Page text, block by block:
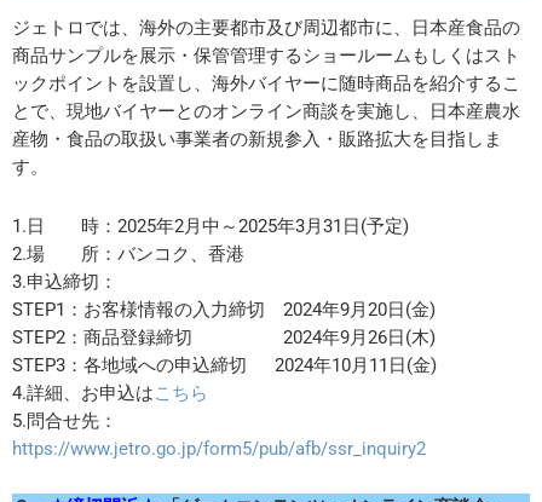
ジェトロでは、海外の主要都市及び周辺都市に、日本産食品の
商品サンプルを展示・保管管理するショールームもしくはスト
ックポイントを設置し、海外バイヤーに随時商品を紹介するこ
とで、現地バイヤーとのオンライン商談を実施し、日本産農水
産物・食品の取扱い事業者の新規参入・販路拡大を目指しま
す。
1.日 時：2025年2月中～2025年3月31日(予定)
2.場 所：バンコク、香港
3.申込締切：
STEP1：お客様情報の入力締切 2024年9月20日(金)
STEP2：商品登録締切 2024年9月26日(木)
STEP3：各地域への申込締切 2024年10月11日(金)
4.詳細、お申込はこちら
5.問合せ先：
https://www.jetro.go.jp/form5/pub/afb/ssr_inquiry2